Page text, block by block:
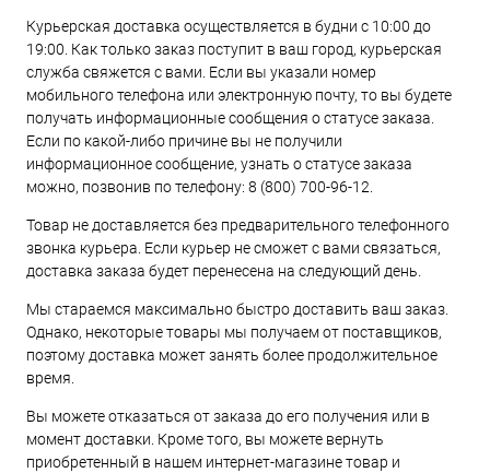
Курьерская доставка осуществляется в будни с 10:00 до
19:00. Как только заказ поступит в ваш город, курьерская
служба свяжется с вами. Если вы указали номер
мобильного телефона или электронную почту, то вы будете
получать информационные сообщения о статусе заказа.
Если по какой-либо причине вы не получили
информационное сообщение, узнать о статусе заказа
можно, позвонив по телефону: 8 (800) 700-96-12.
Товар не доставляется без предварительного телефонного
звонка курьера. Если курьер не сможет с вами связаться,
доставка заказа будет перенесена на следующий день.
Мы стараемся максимально быстро доставить ваш заказ.
Однако, некоторые товары мы получаем от поставщиков,
поэтому доставка может занять более продолжительное
время.
Вы можете отказаться от заказа до его получения или в
момент доставки. Кроме того, вы можете вернуть
приобретенный в нашем интернет-магазине товар и